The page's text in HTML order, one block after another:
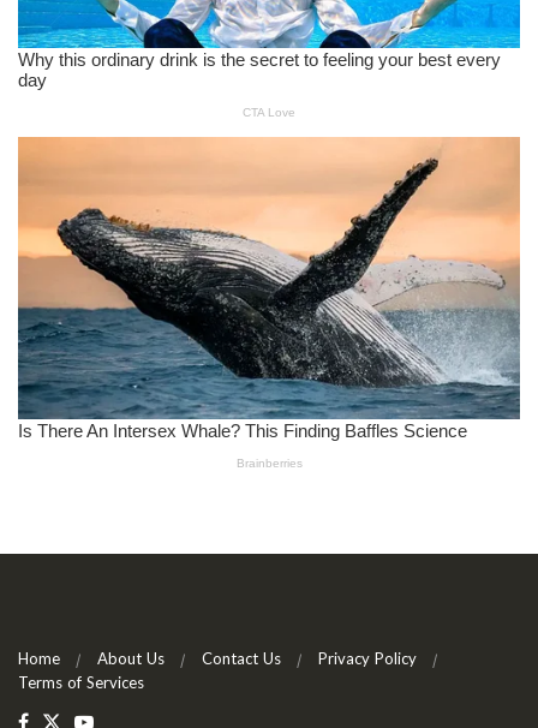
Home About Us Contact Us
Privacy Policy
Terms of Services